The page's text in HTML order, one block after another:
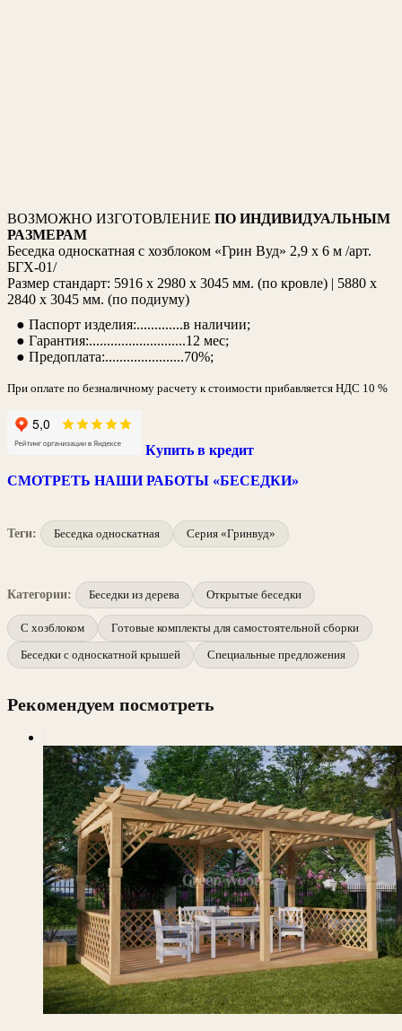
ВОЗМОЖНО ИЗГОТОВЛЕНИЕ ПО ИНДИВИДУАЛЬНЫМ
РАЗМЕРАМ
Беседка односкатная с хозблоком «Грин Вуд» 2,9 х 6 м /арт.
БГХ-01/
Размер стандарт: 5916 х 2980 х 3045 мм. (по кровле) | 5880 х
2840 х 3045 мм. (по подиуму)
● Паспорт изделия:.............в наличии;
● Гарантия:...........................12 мес;
● Предоплата:......................70%;
При оплате по безналичному расчету к стоимости прибавляется НДС 10 %
Купить в кредит
СМОТРЕТЬ НАШИ РАБОТЫ «БЕСЕДКИ»
Теги: Беседка односкатная Серия «Гринвуд»
Категории: Беседки из дерева Открытые беседки
С хозблоком
Готовые комплекты для самостоятельной сборки
Беседки с односкатной крышей
Специальные предложения
Рекомендуем посмотреть